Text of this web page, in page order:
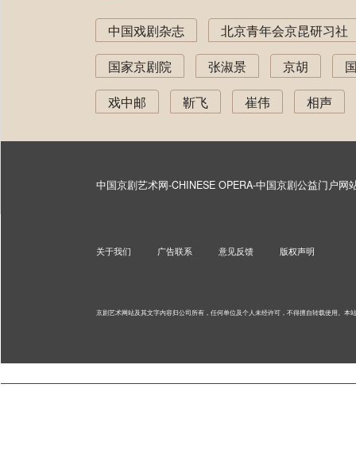
中国戏剧杂志
北京青年会京昆研习社
国家京剧院
张淑景 京胡
戏中邮
靳飞 崔伟 相声
中国京剧艺术网-CHINESE OPERA-中国京剧公益门户网
关于我们 广告联系 意见反馈 版权声明
京剧艺术网站及其文字内容归公司所有，任何单位及个人未经许可，不得擅自转载使用。 本